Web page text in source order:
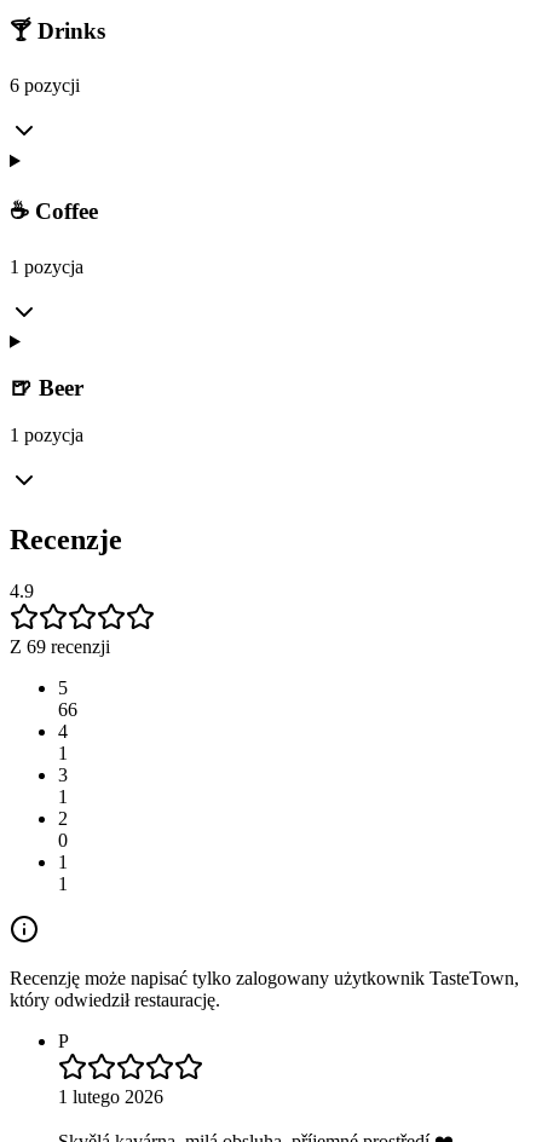
🍸 Drinks
6 pozycji
☕️ Coffee
1 pozycja
🍺 Beer
1 pozycja
Recenzje
4.9
Z 69 recenzji
5
66
4
1
3
1
2
0
1
1
Recenzję może napisać tylko zalogowany użytkownik TasteTown,
który odwiedził restaurację.
P
1 lutego 2026